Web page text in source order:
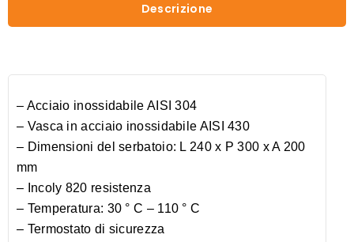
Descrizione
– Acciaio inossidabile AISI 304
– Vasca in acciaio inossidabile AISI 430
– Dimensioni del serbatoio: L 240 x P 300 x A 200
mm
– Incoly 820 resistenza
– Temperatura: 30 ° C – 110 ° C
– Termostato di sicurezza